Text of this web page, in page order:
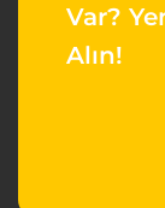
Var?
Alın!